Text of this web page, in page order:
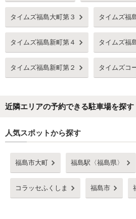
タイムズ福島大町第３ タイムズ福
タイムズ福島新町第４ タイムズ福
タイムズ福島新町第２ タイムズコ
近隣エリアの予約できる駐車場を探す
人気スポットから探す
福島市大町 福島駅〈福島県〉
コラッセふくしま 福島市